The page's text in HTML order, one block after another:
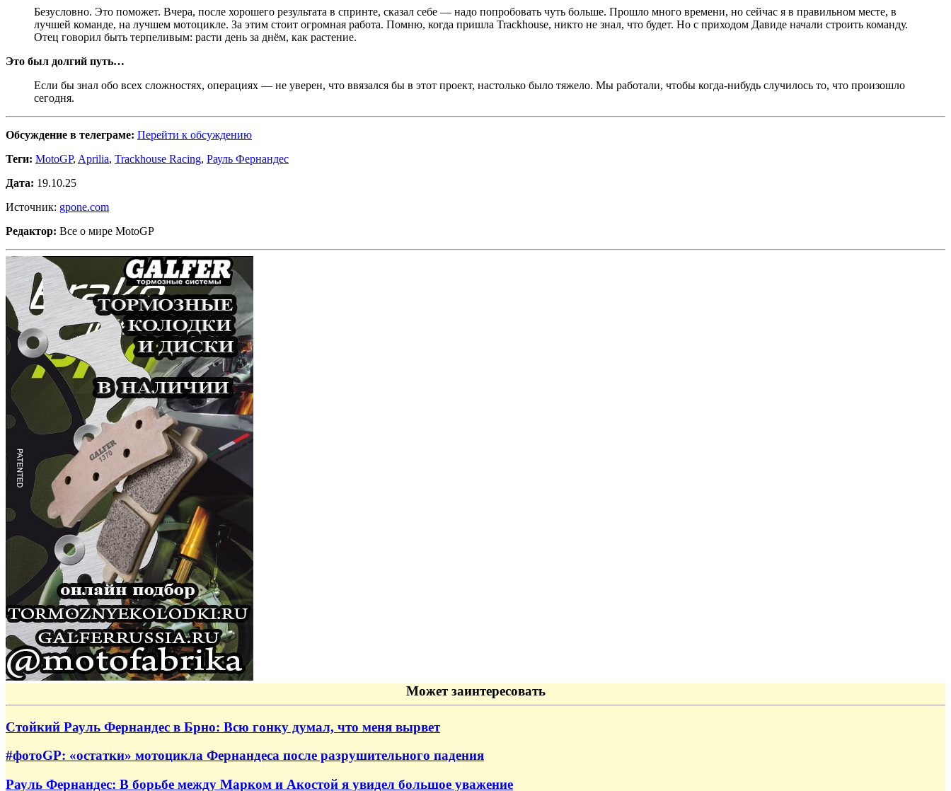
Безусловно. Это поможет. Вчера, после хорошего результата в спринте, сказал себе — надо попробовать чуть больше. Прошло много времени, но сейчас я в правильном месте, в
лучшей команде, на лучшем мотоцикле. За этим стоит огромная работа. Помню, когда пришла Trackhouse, никто не знал, что будет. Но с приходом Давиде начали строить команду.
Отец говорил быть терпеливым: расти день за днём, как растение.
Это был долгий путь…
Если бы знал обо всех сложностях, операциях — не уверен, что ввязался бы в этот проект, настолько было тяжело. Мы работали, чтобы когда-нибудь случилось то, что произошло
сегодня.
Обсуждение в телеграме: Перейти к обсуждению
Теги: MotoGP, Aprilia, Trackhouse Racing, Рауль Фернандес
Дата: 19.10.25
Источник: gpone.com
Редактор: Все о мире MotoGP
Может заинтересовать
Стойкий Рауль Фернандес в Брно: Всю гонку думал, что меня вырвет
#фотоGP: «остатки» мотоцикла Фернандеса после разрушительного падения
Рауль Фернандес: В борьбе между Марком и Акостой я увидел большое уважение